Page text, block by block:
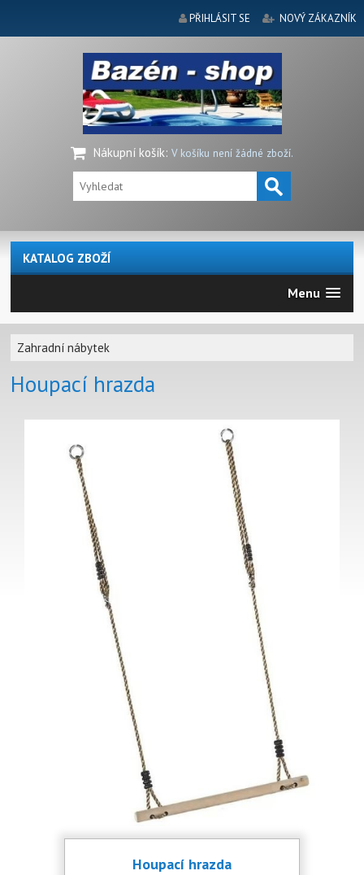
PŘIHLÁSIT SE NOVÝ ZÁKAZNÍK
Nákupní košík: V košíku není žádné zboží.
KATALOG ZBOŽÍ
Menu
Zahradní nábytek
Houpací hrazda
Houpací hrazda